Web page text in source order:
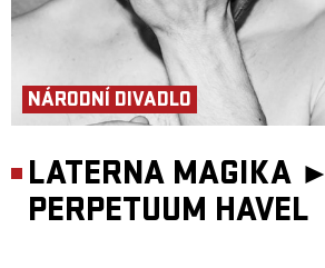
NÁRODNÍ DIVADLO
LATERNA MAGIKA ►
PERPETUUM HAVEL